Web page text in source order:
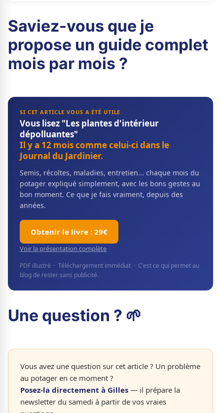
Saviez-vous que je
propose un guide complet
mois par mois ?
SI CET ARTICLE VOUS A ÉTÉ UTILE
Vous lisez "Les plantes d'intérieur
dépolluantes"
Il y a 12 mois comme celui-ci dans le
Journal du Jardinier.
Semis, récoltes, maladies, entretien... chaque mois du
potager expliqué simplement, avec les bons gestes au
bon moment. Ce que je fais vraiment, depuis des
années.
Obtenir le livre : 29€
Voir la présentation complète
PDF illustré · Téléchargement immédiat · C'est ce qui permet au
blog de rester sans publicité.
Une question ? 🌱
Vous avez une question sur cet article ? Un problème
au potager en ce moment ?
Posez-la directement à Gilles — il prépare la
newsletter du samedi à partir de vos vraies